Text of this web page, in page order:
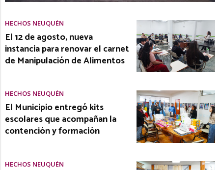
HECHOS NEUQUÉN
El 12 de agosto, nueva
instancia para renovar el carnet
de Manipulación de Alimentos
HECHOS NEUQUÉN
El Municipio entregó kits
escolares que acompañan la
contención y formación
HECHOS NEUQUÉN